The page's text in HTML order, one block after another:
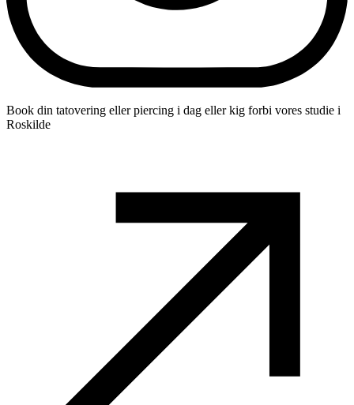
Book din tatovering eller piercing i dag eller kig forbi vores studie i
Roskilde